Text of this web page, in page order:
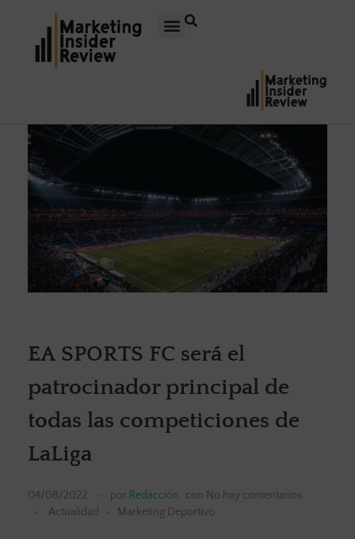
EA SPORTS FC será el
patrocinador principal de
todas las competiciones de
LaLiga
04/08/2022 por Redacción con No hay comentarios
Actualidad
Marketing Deportivo